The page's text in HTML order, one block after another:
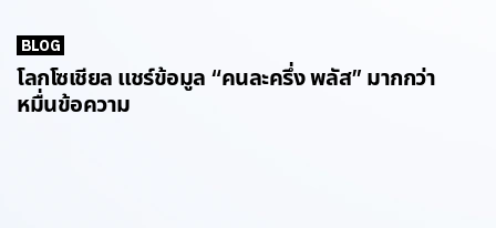
BLOG
โลกโซเชียล แชร์ข้อมูล “คนละครึ่ง พลัส” มากกว่า
หมื่นข้อความ